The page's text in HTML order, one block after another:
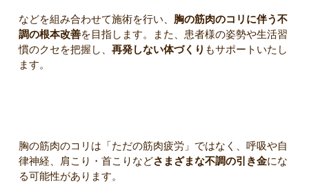
などを組み合わせて施術を行い、 胸の筋肉のコリに伴う不
調の根本改善を目指します。また、患者様の姿勢や生活習
慣のクセを把握し、 再発しない体づくり もサポートいたし
ます。
胸の筋肉のコリは「ただの筋肉疲労」ではなく、呼吸や自
律神経、肩こり・首こりなどさまざまな不調の引き金にな
る可能性があります。